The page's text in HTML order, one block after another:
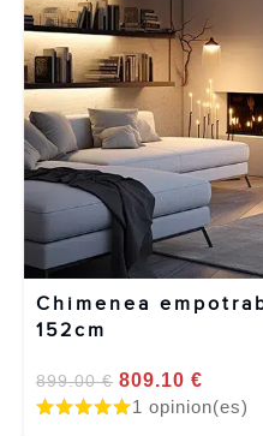
Chimenea
152cm
899.00€ 809.10 €
1 opinion(es)